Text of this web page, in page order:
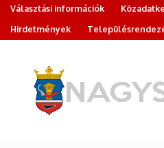
Választási információk
Hirdetmények